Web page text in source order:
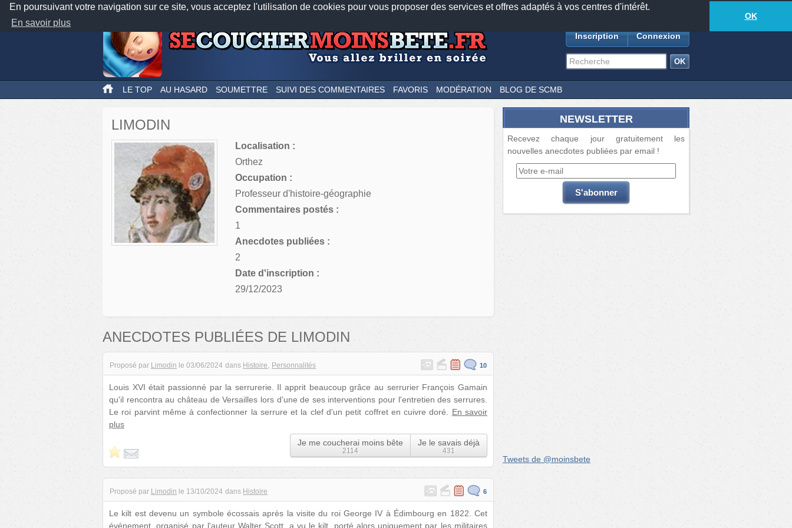
En poursuivant votre navigation sur ce site, vous acceptez l'utilisation de cookies pour vous proposer des services et offres adaptés à vos centres d'intérêt.
En savoir plus
OK
Nos applications mobiles Newsletter Facebook
TwitterFeeds18877anecdotes-806lecteurs connectés
Inscription Connexion
LE TOP AU HASARD SOUMETTRE SUIVI DES COMMENTAIRES FAVORIS MODÉRATION BLOG DE SCMB
LIMODIN
Localisation :
Orthez
Occupation :
Professeur d'histoire-géographie
Commentaires postés :
1
Anecdotes publiées :
2
Date d'inscription :
29/12/2023
ANECDOTES PUBLIÉES DE LIMODIN
Proposé par Limodin le 03/06/2024 dans Histoire Personnalités 10
Louis XVI était passionné par la serrurerie. Il apprit beaucoup grâce au serrurier François Gamain
qu'il rencontra au château de Versailles lors d'une de ses interventions pour l'entretien des serrures.
Le roi parvint même à confectionner la serrure et la clef d'un petit coffret en cuivre doré. En savoir
plus
Je me coucherai moins bête
2114
Je le savais déjà
431
Proposé par Limodin le 13/10/2024 dans Histoire 6
Le kilt est devenu un symbole écossais après la visite du roi George IV à Édimbourg en 1822. Cet
événement, organisé par l'auteur Walter Scott, a vu le kilt, porté alors uniquement par les militaires
NEWSLETTER
Recevez chaque jour gratuitement les
nouvelles anecdotes publiées par email !
Tweets de @moinsbete